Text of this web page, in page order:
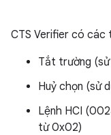
CTS Verifier có các
Tắt trường
Huỷ chọn (sử
Lệnh HCI
từ 0x02)